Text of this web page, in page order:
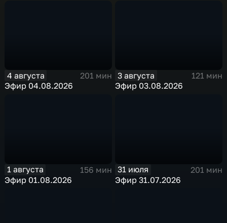
4 августа
201 мин
Эфир 04.08.2026
3 августа
121 мин
Эфир 03.08.2026
1 августа
156 мин
Эфир 01.08.2026
31 июля
201 мин
Эфир 31.07.2026